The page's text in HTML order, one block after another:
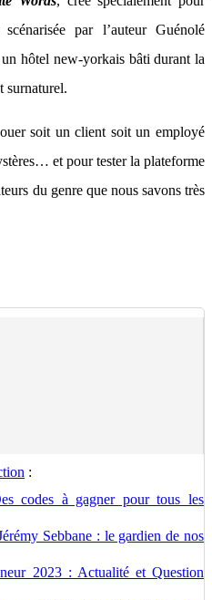
par l’auteur Guénolé
hôtel new-yorkais bâti durant la
surnaturel.
soit un client soit un employé
et pour tester la plateforme
du genre que nous savons très
:
codes à gagner pour tous les
Sebbane : le gardien de nos
2023 : Actualité et Question